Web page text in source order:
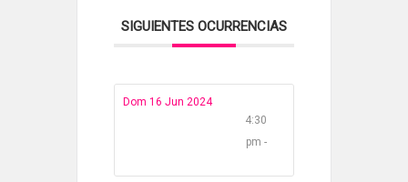
SIGUIENTES OCURRENCIAS
Dom 16 Jun 2024
4:30
pm -